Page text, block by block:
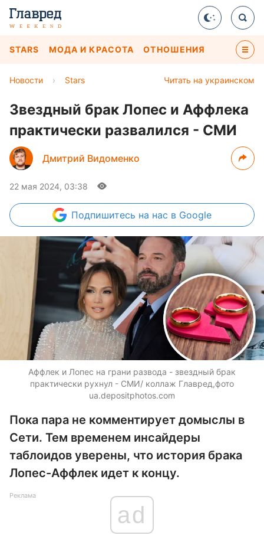
STARS МОДА И КРАСОТА ОТНОШЕНИЯ
Читать на украинском
Новости › Stars
Звездный брак Лопес и Аффлека
практически развалился - СМИ
Дмитрий Видоменко
22 мая 2024, 03:38
Подпишитесь на нас в Google
Аффлек и Лопес на грани развода - звездный брак
практически рухнул - СМИ/ коллаж Главред,фото
ua.depositphotos.com
Пока пара не комментирует домыслы в
Сети. Тем временем инсайдеры
таблоидов уверены, что история брака
Лопес-Аффлек идет к концу.
Реклама
ad